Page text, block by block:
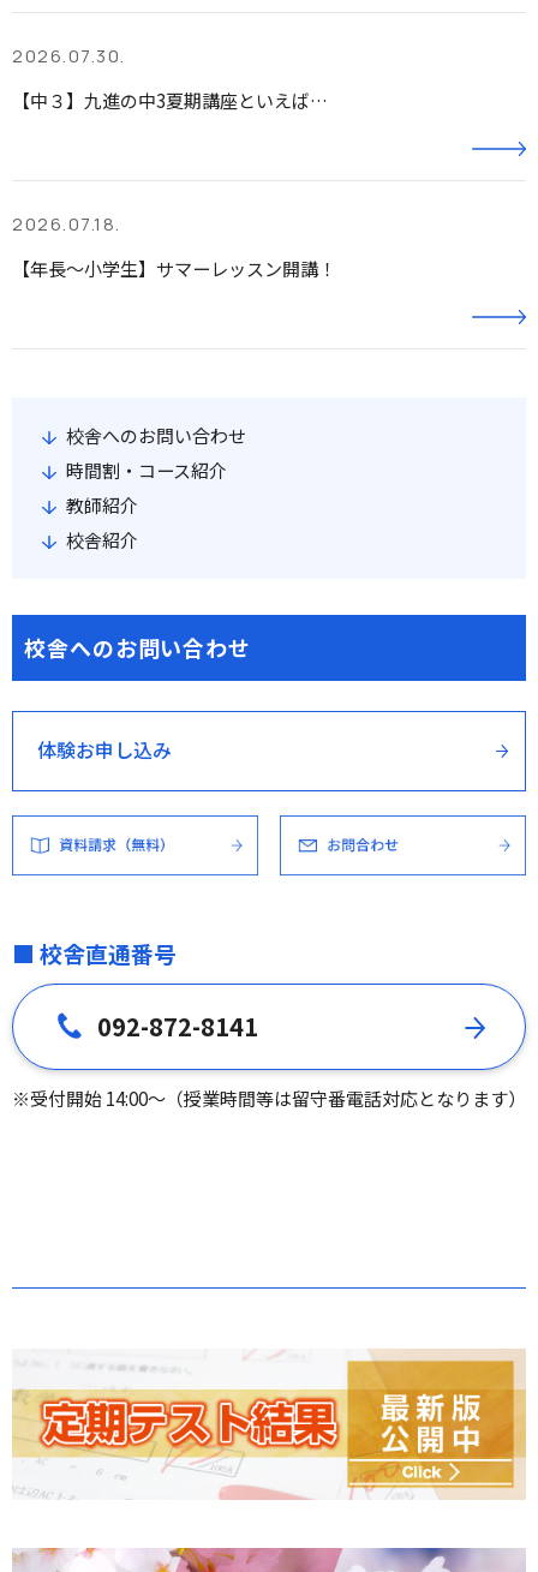
2026.07.30.
【中３】九進の中3夏期講座といえば…
2026.07.18.
【年長～小学生】サマーレッスン開講！
校舎へのお問い合わせ
時間割・コース紹介
教師紹介
校舎紹介
校舎へのお問い合わせ
体験お申し込み
■ 校舎直通番号
092-872-8141
※受付開始 14:00～（授業時間等は留守番電話対応となります）